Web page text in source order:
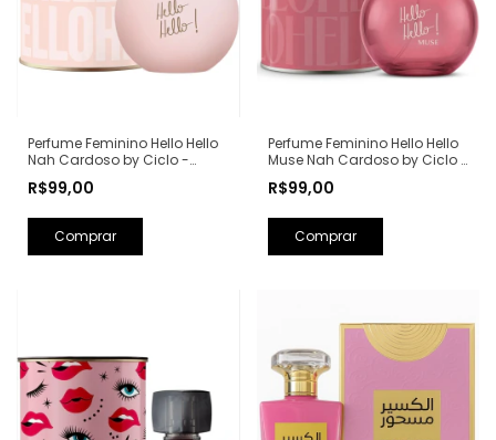
Perfume Feminino Hello Hello
Nah Cardoso by Ciclo -
R$99,00
Perfume Feminino Hello Hello
Muse Nah Cardoso by Ciclo -
R$99,00